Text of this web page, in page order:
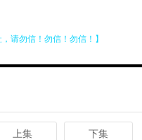
上集 下集